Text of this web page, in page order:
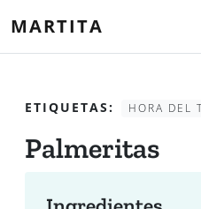
MARTITA
ETIQUETAS: HORA DEL
Palmeritas